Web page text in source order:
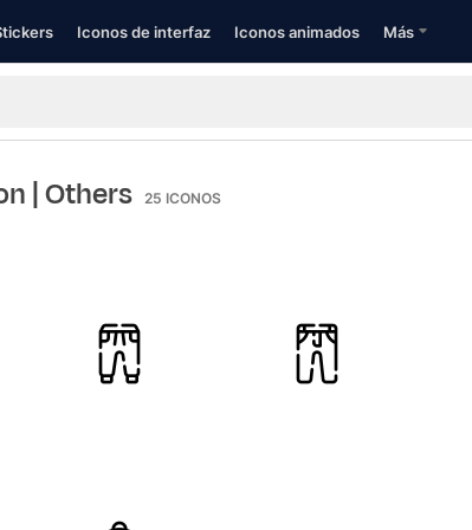
Iconos de interfaz Iconos animados Más
| Others 25 ICONOS